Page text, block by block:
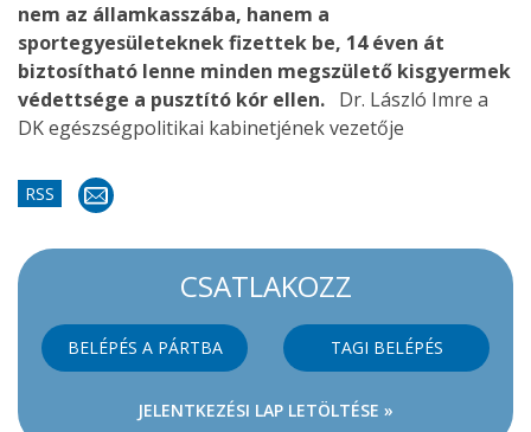
nem az államkasszába, hanem a
sportegyesületeknek fizettek be, 14 éven át
biztosítható lenne minden megszülető kisgyermek
védettsége a pusztító kór ellen. Dr. László Imre a
DK egészségpolitikai kabinetjének vezetője
RSS
CSATLAKOZZ
BELÉPÉS A PÁRTBA TAGI BELÉPÉS
JELENTKEZÉSI LAP LETÖLTÉSE »